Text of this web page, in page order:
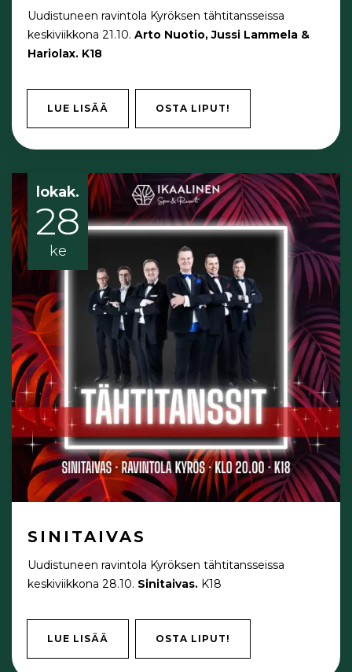
Uudistuneen ravintola Kyröksen tähtitansseissa
keskiviikkona 21.10. Arto Nuotio, Jussi Lammela &
Hariolax. K18
LUE LISÄÄ OSTA LIPUT!
lokak.
28
ke
SINITAIVAS
Uudistuneen ravintola Kyröksen tähtitansseissa
keskiviikkona 28.10. Sinitaivas. K18
LUE LISÄÄ OSTA LIPUT!